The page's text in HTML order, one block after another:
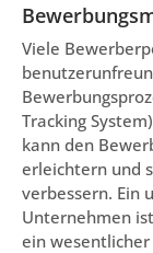
Viele
Tracking
kann den
erleichtern und
verbessern. Ein
Unternehmen
ein wesentlicher